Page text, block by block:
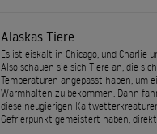
Alaskas Tiere
Es ist eiskalt in Chicago, und Charlie
Also schauen sie sich Tiere an, die
Temperaturen angepasst haben, um
Warmhalten zu bekommen. Dann
diese neugierigen
Gefrierpunkt gemeistert haben,